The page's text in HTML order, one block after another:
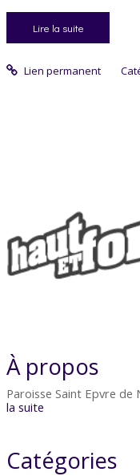
Lire la suite
Lien permanent
À propos
Paroisse Saint Epvre de
la suite
Catégories